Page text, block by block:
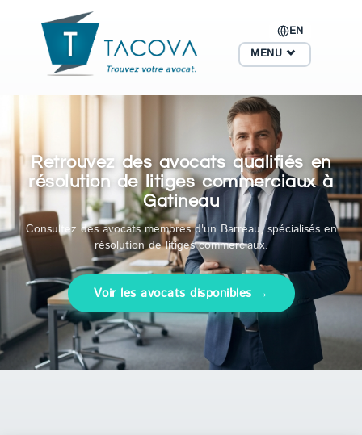
EN
MENU
Retrouvez des avocats qualifiés en
résolution de litiges commerciaux à
Gatineau
Consultez des avocats membres d'un Barreau, spécialisés en
résolution de litiges commerciaux.
Voir les avocats disponibles →